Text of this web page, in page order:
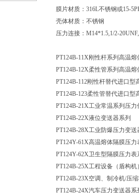
膜片材质： 316L不锈钢或15-
壳体材质：不锈钢
压力连接： M14*1.5,1/2-
PT124B-11X刚性杆系列高温
PT124B-12X柔性管系列高温
PT124B-112刚性杆替代进口型
PT124B-123柔性管替代进口型
PT124B-21X工业常温系列压力
PT124B-22X液位变送器系列
PT124B-28X工业防爆压力变送
PT124Y-61X高温熔体隔膜压
PT124Y-62X卫生型隔膜压力表
PT124B-25X工程设备（盾构
PT124B-23X空调、制冷机/压
PT124B-24X汽车压力变送器系